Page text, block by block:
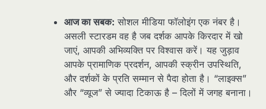
आज का सबक: सोशल मीडिया फॉलोइंग एक नंबर है।
असली स्टारडम वह है जब दर्शक आपके किरदार में खो
जाएं, आपकी अभिव्यक्ति पर विश्वास करें। यह जुड़ाव
आपके प्रामाणिक प्रदर्शन, आपकी स्क्रीन उपस्थिति,
और दर्शकों के प्रति सम्मान से पैदा होता है। “लाइक्स”
और “व्यूज” से ज्यादा टिकाऊ है – दिलों में जगह बनाना।